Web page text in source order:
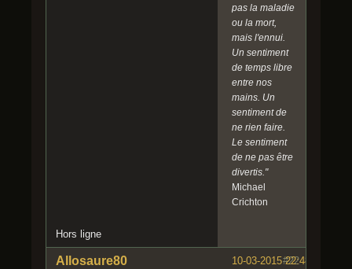
pas la maladie
ou la mort,
mais l'ennui.
Un sentiment
de temps libre
entre nos
mains. Un
sentiment de
ne rien faire.
Le sentiment
de ne pas être
divertis."
Michael
Crichton
Hors ligne
#22
10-03-2015 22:48:02
Allosaure80